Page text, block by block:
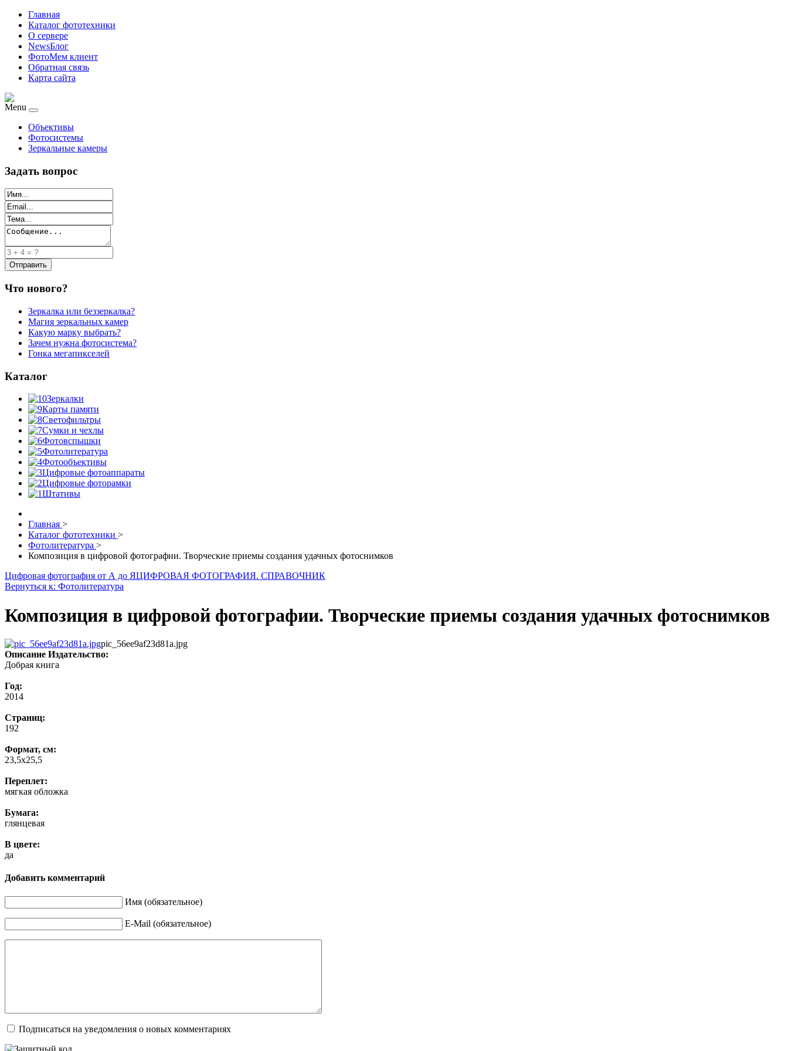
Главная
Каталог фототехники
О сервере
NewsБлог
ФотоМем клиент
Обратная связь
Карта сайта
Menu
Объективы
Фотосистемы
Зеркальные камеры
Задать вопрос
Что нового?
Зеркалка или беззеркалка?
Магия зеркальных камер
Какую марку выбрать?
Зачем нужна фотосистема?
Гонка мегапикселей
Каталог
Зеркалки
Карты памяти
Светофильтры
Сумки и чехлы
Фотовспышки
Фотолитература
Фотообъективы
Цифровые фотоаппараты
Цифровые фоторамки
Штативы
Главная >
Каталог фототехники >
Фотолитература >
Композиция в цифровой фотографии. Творческие приемы создания удачных фотоснимков
Цифровая фотография от А до ЯЦИФРОВАЯ ФОТОГРАФИЯ. СПРАВОЧНИК
Вернуться к: Фотолитература
Композиция в цифровой фотографии. Творческие приемы создания удачных фотоснимков
pic_56ee9af23d81a.jpg
Описание Издательство:
Добрая книга
Год:
2014
Страниц:
192
Формат, см:
23,5х25,5
Переплет:
мягкая обложка
Бумага:
глянцевая
В цвете:
да
Добавить комментарий
Имя (обязательное)
E-Mail (обязательное)
Подписаться на уведомления о новых комментариях